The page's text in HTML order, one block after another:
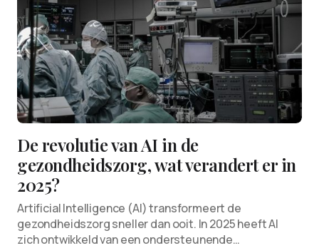
De revolutie van AI in de
gezondheidszorg, wat verandert er in
2025?
Artificial Intelligence (AI) transformeert de
gezondheidszorg sneller dan ooit. In 2025 heeft AI
zich ontwikkeld van een ondersteunende…